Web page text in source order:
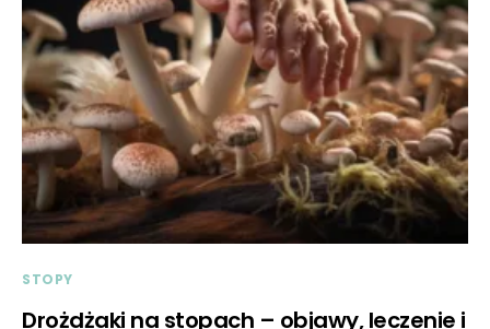
STOPY
Drożdżaki na stopach – objawy, leczenie i